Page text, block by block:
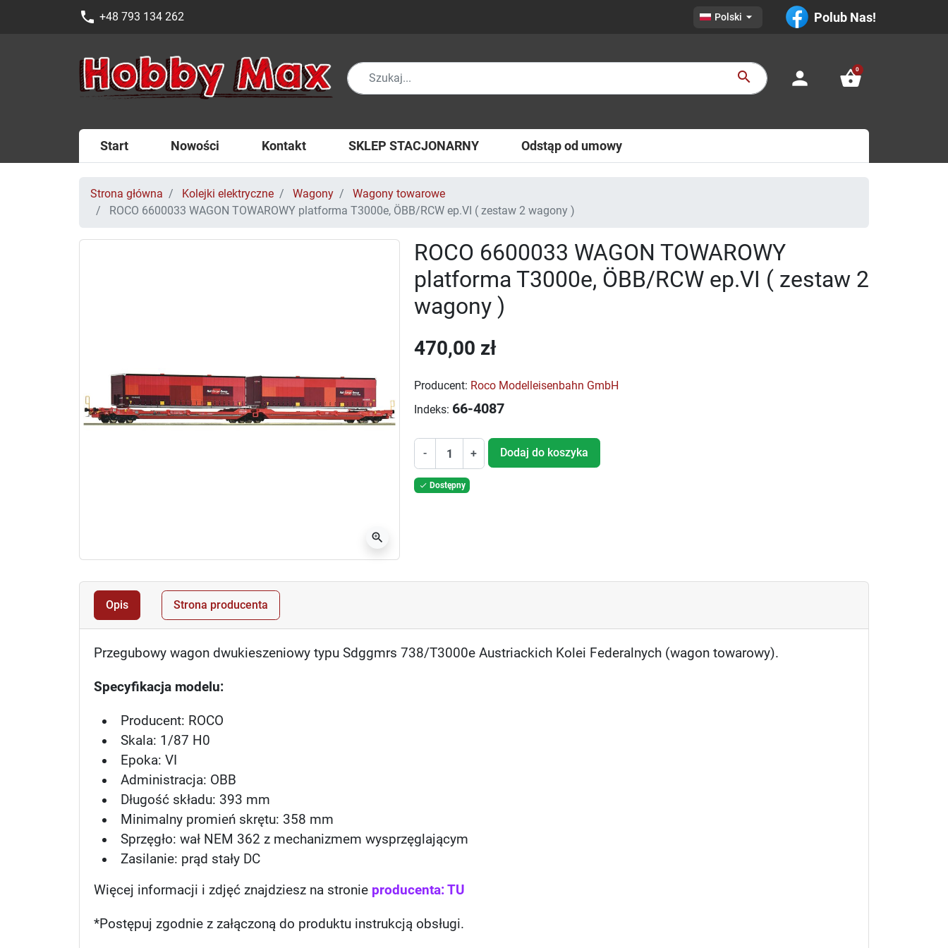
phone +48 793 134 262 Polski  Polub Nas!
search person shopping_basket
0
Start Nowości Kontakt SKLEP STACJONARNY Odstąp od umowy
Strona główna Kolejki elektryczne Wagony
Wagony towarowe
ROCO 6600033 WAGON TOWAROWY platforma T3000e, ÖBB/RCW ep.VI ( zestaw 2 wagony )
zoom_in
ROCO 6600033 WAGON TOWAROWY
platforma T3000e, ÖBB/RCW ep.VI ( zestaw 2
wagony )
470,00 zł
Producent: Roco Modelleisenbahn GmbH
Indeks: 66-4087
- + Dodaj do koszyka
 Dostępny
Opis Strona producenta
Przegubowy wagon dwukieszeniowy typu Sdggmrs 738/T3000e Austriackich Kolei Federalnych (wagon towarowy).
Specyfikacja modelu:
Producent: ROCO
Skala: 1/87 H0
Epoka: VI
Administracja: OBB
Długość składu: 393 mm
Minimalny promień skrętu: 358 mm
Sprzęgło: wał NEM 362 z mechanizmem wysprzęglającym
Zasilanie: prąd stały DC
Więcej informacji i zdjęć znajdziesz na stronie producenta: TU
*Postępuj zgodnie z załączoną do produktu instrukcją obsługi.